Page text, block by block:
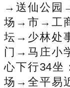
→送仙公园
场→市→工
坛→少林处
门→马庄小
心下行34
场→全平易